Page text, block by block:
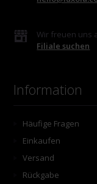
Wir freuen uns
Filiale suchen
Information
Häufige Fragen
Einkaufen
Versand
Rückgabe